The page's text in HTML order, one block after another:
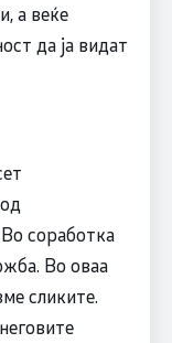
а веќе
да ја видат
соработка
Во оваа
сликите.